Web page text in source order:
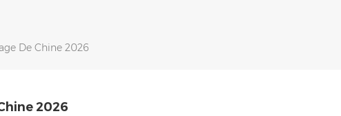
De Chine 2026
2026